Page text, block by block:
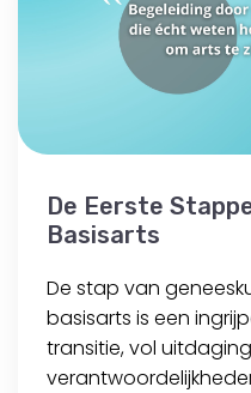
De Eerste
Basisarts
De stap van
basisarts is een
transitie, vol